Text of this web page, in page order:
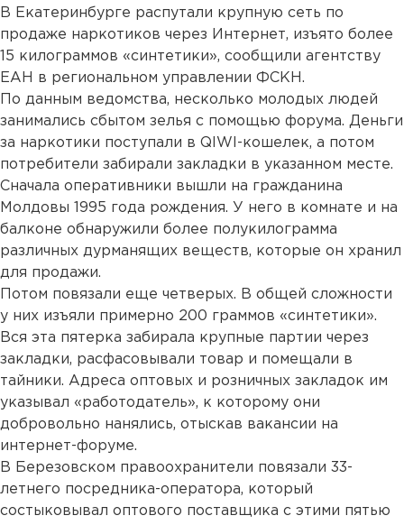
В Екатеринбурге распутали крупную сеть по
продаже наркотиков через Интернет, изъято более
15 килограммов «синтетики», сообщили агентству
ЕАН в региональном управлении ФСКН.
По данным ведомства, несколько молодых людей
занимались сбытом зелья с помощью форума. Деньги
за наркотики поступали в QIWI-кошелек, а потом
потребители забирали закладки в указанном месте.
Сначала оперативники вышли на гражданина
Молдовы 1995 года рождения. У него в комнате и на
балконе обнаружили более полукилограмма
различных дурманящих веществ, которые он хранил
для продажи.
Потом повязали еще четверых. В общей сложности
у них изъяли примерно 200 граммов «синтетики».
Вся эта пятерка забирала крупные партии через
закладки, расфасовывали товар и помещали в
тайники. Адреса оптовых и розничных закладок им
указывал «работодатель», к которому они
добровольно нанялись, отыскав вакансии на
интернет-форуме.
В Березовском правоохранители повязали 33-
летнего посредника-оператора, который
состыковывал оптового поставщика с этими пятью